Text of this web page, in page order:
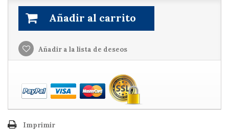
Añadir al carrito
Añadir a la lista de deseos
Imprimir